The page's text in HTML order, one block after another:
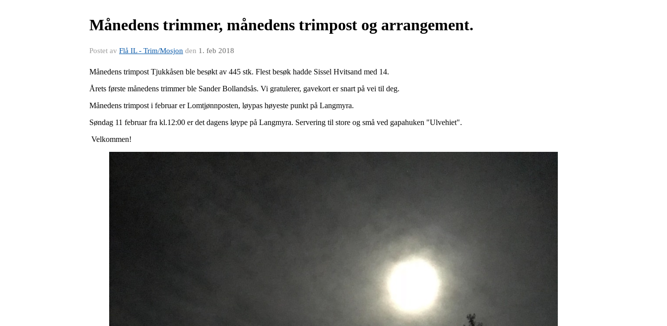
Månedens trimmer, månedens trimpost og arrangement.
Postet av Flå IL - Trim/Mosjon den 1. feb 2018
Månedens trimpost Tjukkåsen ble besøkt av 445 stk. Flest besøk hadde Sissel Hvitsand med 14.
Årets første månedens trimmer ble Sander Bollandsås. Vi gratulerer, gavekort er snart på vei til deg.
Månedens trimpost i februar er Lomtjønnposten, løypas høyeste punkt på Langmyra.
Søndag 11 februar fra kl.12:00 er det dagens løype på Langmyra. Servering til store og små ved gapahuken "Ulvehiet".
Velkommen!